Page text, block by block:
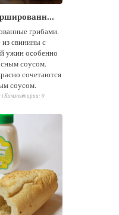
грибами.
свинины с
ужин особенно
соусом.
сочетаются
соусом.
| Комментарии: 0